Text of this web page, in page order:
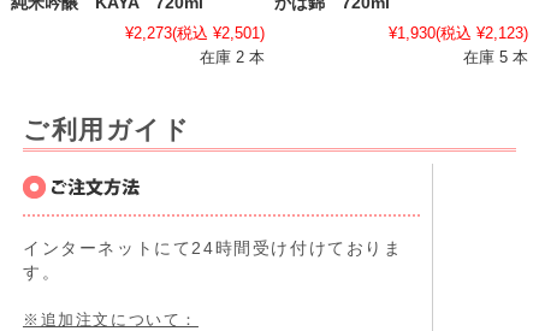
¥2,273(税込 ¥2,501)
在庫 2 本
¥1,930(税込 ¥2,123)
在庫 5 本
ご利用ガイド
インターネットにて24時間受け付けておりま
す。
※追加注文について：